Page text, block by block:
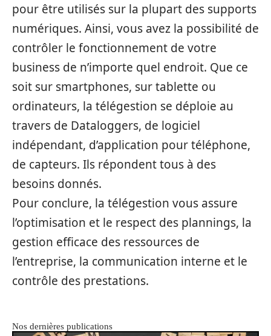
pour être utilisés sur la plupart des supports
numériques. Ainsi, vous avez la possibilité de
contrôler le fonctionnement de votre
business de n’importe quel endroit. Que ce
soit sur smartphones, sur tablette ou
ordinateurs, la télégestion se déploie au
travers de Dataloggers, de logiciel
indépendant, d’application pour téléphone,
de capteurs. Ils répondent tous à des
besoins donnés.
Pour conclure, la télégestion vous assure
l’optimisation et le respect des plannings, la
gestion efficace des ressources de
l’entreprise, la communication interne et le
contrôle des prestations.
Nos dernières publications